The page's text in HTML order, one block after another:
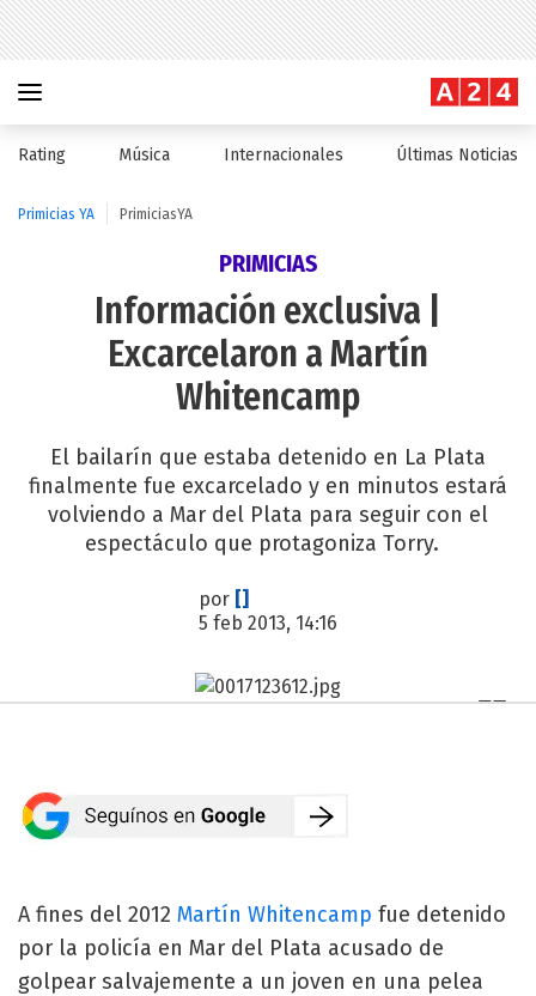
Rating Música Internacionales Últimas Noticias
Primicias YA PrimiciasYA
PRIMICIAS
Información exclusiva |
Excarcelaron a Martín
Whitencamp
El bailarín que estaba detenido en La Plata
finalmente fue excarcelado y en minutos estará
volviendo a Mar del Plata para seguir con el
espectáculo que protagoniza Torry.
por []
5 feb 2013, 14:16
A fines del 2012 Martín Whitencamp fue detenido
por la policía en Mar del Plata acusado de
golpear salvajemente a un joven en una pelea